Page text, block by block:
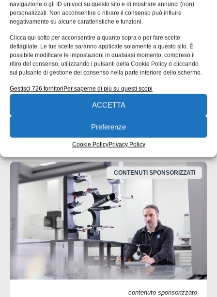
navigazione o gli ID univoci su questo sito e di mostrare annunci (non)
personalizzati. Non acconsentire o ritirare il consenso può influire
negativamente su alcune caratteristiche e funzioni.
Clicca qui sotto per acconsentire a quanto sopra o per fare scelte
dettagliate. Le tue scelte saranno applicate solamente a questo sito. È
possibile modificare le impostazioni in qualsiasi momento, compreso il
ritiro del consenso, utilizzando i pulsanti della Cookie Policy o cliccando
sul pulsante di gestione del consenso nella parte inferiore dello schermo.
Gestisci 726 fornitoriPer saperne di più su questi scopi
ACCETTA
Preferenze
Cookie PolicyPrivacy Policy
UNI EN 1090: il punto di contatto tra
progettazione ed esecuzione
Molte non conformità nascono da informazioni incomplete
o ambigue negli elaborati progettuali. nella seconda parte
concentriamo su un’analisi delle responsabilità tecniche
che collegano progettista, officina e coordinatore di
CONTENUTI SPONSORIZZATI
contenuto sponsorizzato